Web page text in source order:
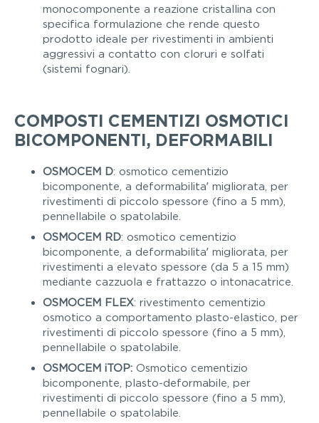
monocomponente a reazione cristallina con
specifica formulazione che rende questo
prodotto ideale per rivestimenti in ambienti
aggressivi a contatto con cloruri e solfati
(sistemi fognari).
COMPOSTI CEMENTIZI OSMOTICI
BICOMPONENTI, DEFORMABILI
OSMOCEM D: osmotico cementizio
bicomponente, a deformabilita’ migliorata, per
rivestimenti di piccolo spessore (fino a 5 mm),
pennellabile o spatolabile.
OSMOCEM RD: osmotico cementizio
bicomponente, a deformabilita’ migliorata, per
rivestimenti a elevato spessore (da 5 a 15 mm)
mediante cazzuola e frattazzo o intonacatrice.
OSMOCEM FLEX: rivestimento cementizio
osmotico a comportamento plasto-elastico, per
rivestimenti di piccolo spessore (fino a 5 mm),
pennellabile o spatolabile.
OSMOCEM iTOP: Osmotico cementizio
bicomponente, plasto-deformabile, per
rivestimenti di piccolo spessore (fino a 5 mm),
pennellabile o spatolabile.